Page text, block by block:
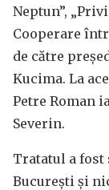
Neptun”,
Cooperare
de către
Kucima. La
Petre Roman
Severin.
Tratatul a fost
Bucureşti și